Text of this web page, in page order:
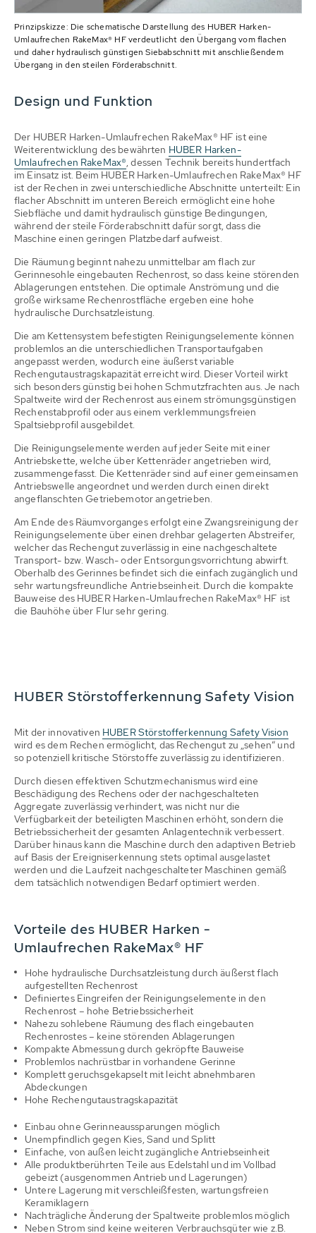
Prinzipskizze: Die schematische Darstellung des HUBER Harken-
Umlaufrechen RakeMax® HF verdeutlicht den Übergang vom flachen
und daher hydraulisch günstigen Siebabschnitt mit anschließendem
Übergang in den steilen Förderabschnitt.
Design und Funktion
Der HUBER Harken-Umlaufrechen RakeMax® HF ist eine
Weiterentwicklung des bewährten HUBER Harken-
Umlaufrechen RakeMax®, dessen Technik bereits hundertfach
im Einsatz ist. Beim HUBER Harken-Umlaufrechen RakeMax® HF
ist der Rechen in zwei unterschiedliche Abschnitte unterteilt: Ein
flacher Abschnitt im unteren Bereich ermöglicht eine hohe
Siebfläche und damit hydraulisch günstige Bedingungen,
während der steile Förderabschnitt dafür sorgt, dass die
Maschine einen geringen Platzbedarf aufweist.
Die Räumung beginnt nahezu unmittelbar am flach zur
Gerinnesohle eingebauten Rechenrost, so dass keine störenden
Ablagerungen entstehen. Die optimale Anströmung und die
große wirksame Rechenrostfläche ergeben eine hohe
hydraulische Durchsatzleistung.
Die am Kettensystem befestigten Reinigungselemente können
problemlos an die unterschiedlichen Transportaufgaben
angepasst werden, wodurch eine äußerst variable
Rechengutaustragskapazität erreicht wird. Dieser Vorteil wirkt
sich besonders günstig bei hohen Schmutzfrachten aus. Je nach
Spaltweite wird der Rechenrost aus einem strömungsgünstigen
Rechenstabprofil oder aus einem verklemmungsfreien
Spaltsiebprofil ausgebildet.
Die Reinigungselemente werden auf jeder Seite mit einer
Antriebskette, welche über Kettenräder angetrieben wird,
zusammengefasst. Die Kettenräder sind auf einer gemeinsamen
Antriebswelle angeordnet und werden durch einen direkt
angeflanschten Getriebemotor angetrieben.
Am Ende des Räumvorganges erfolgt eine Zwangsreinigung der
Reinigungselemente über einen drehbar gelagerten Abstreifer,
welcher das Rechengut zuverlässig in eine nachgeschaltete
Transport- bzw. Wasch- oder Entsorgungsvorrichtung abwirft.
Oberhalb des Gerinnes befindet sich die einfach zugänglich und
sehr wartungsfreundliche Antriebseinheit. Durch die kompakte
Bauweise des HUBER Harken-Umlaufrechen RakeMax® HF ist
die Bauhöhe über Flur sehr gering.
HUBER Störstofferkennung Safety Vision
Mit der innovativen HUBER Störstofferkennung Safety Vision
wird es dem Rechen ermöglicht, das Rechengut zu „sehen“ und
so potenziell kritische Störstoffe zuverlässig zu identifizieren.
Durch diesen effektiven Schutzmechanismus wird eine
Beschädigung des Rechens oder der nachgeschalteten
Aggregate zuverlässig verhindert, was nicht nur die
Verfügbarkeit der beteiligten Maschinen erhöht, sondern die
Betriebssicherheit der gesamten Anlagentechnik verbessert.
Darüber hinaus kann die Maschine durch den adaptiven Betrieb
auf Basis der Ereigniserkennung stets optimal ausgelastet
werden und die Laufzeit nachgeschalteter Maschinen gemäß
dem tatsächlich notwendigen Bedarf optimiert werden.
Vorteile des HUBER Harken -
Umlaufrechen RakeMax® HF
Hohe hydraulische Durchsatzleistung durch äußerst flach
aufgestellten Rechenrost
Definiertes Eingreifen der Reinigungselemente in den
Rechenrost – hohe Betriebssicherheit
Nahezu sohlebene Räumung des flach eingebauten
Rechenrostes – keine störenden Ablagerungen
Kompakte Abmessung durch gekröpfte Bauweise
Problemlos nachrüstbar in vorhandene Gerinne
Komplett geruchsgekapselt mit leicht abnehmbaren
Abdeckungen
Hohe Rechengutaustragskapazität
Einbau ohne Gerinneaussparungen möglich
Unempfindlich gegen Kies, Sand und Splitt
Einfache, von außen leicht zugängliche Antriebseinheit
Alle produktberührten Teile aus Edelstahl und im Vollbad
gebeizt (ausgenommen Antrieb und Lagerungen)
Untere Lagerung mit verschleißfesten, wartungsfreien
Keramiklagern
Nachträgliche Änderung der Spaltweite problemlos möglich
Neben Strom sind keine weiteren Verbrauchsgüter wie z.B.